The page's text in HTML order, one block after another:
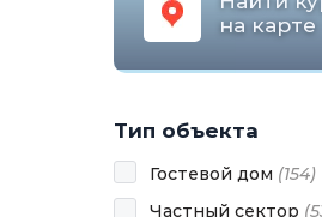
на карте
Тип объекта
Гостевой дом (154)
Частный сектор (